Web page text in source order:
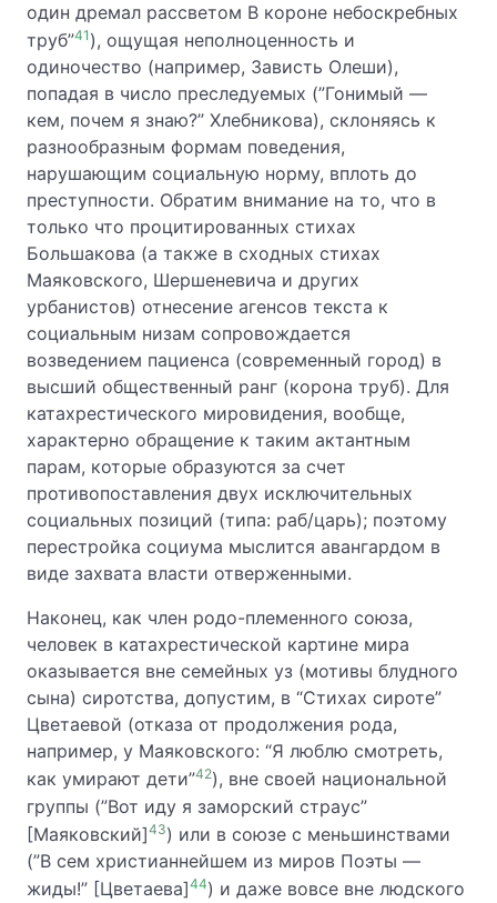
один дремал рассветом В короне небоскребных
труб”41 ), ощущая неполноценность и
одиночество (например, Зависть Олеши),
попадая в число преследуемых (”Гонимый —
кем, почем я знаю?” Хлебникова), склоняясь к
разнообразным формам поведения,
нарушающим социальную норму, вплоть до
преступности. Обратим внимание на то, что в
только что процитированных стихах
Большакова (а также в сходных стихах
Маяковского, Шершеневича и других
урбанистов) отнесение агенсов текста к
социальным низам сопровождается
возведением пациенса (современный город) в
высший общественный ранг (корона труб). Для
катахрестического мировидения, вообще,
характерно обращение к таким актантным
парам, которые образуются за счет
противопоставления двух исключительных
социальных позиций (типа: раб/царь); поэтому
перестройка социума мыслится авангардом в
виде захвата власти отверженными.
Наконец, как член родо-племенного союза,
человек в катахрестической картине мира
оказывается вне семейных уз (мотивы блудного
сына) сиротства, допустим, в “Стихах сироте”
Цветаевой (отказа от продолжения рода,
например, у Маяковского: “Я люблю смотреть,
как умирают дети”42), вне своей национальной
группы (”Вот иду я заморский страус”
[Маяковский]43) или в союзе с меньшинствами
(”В сем христианнейшем из миров Поэты —
жиды!” [Цветаева]44) и даже вовсе вне людского